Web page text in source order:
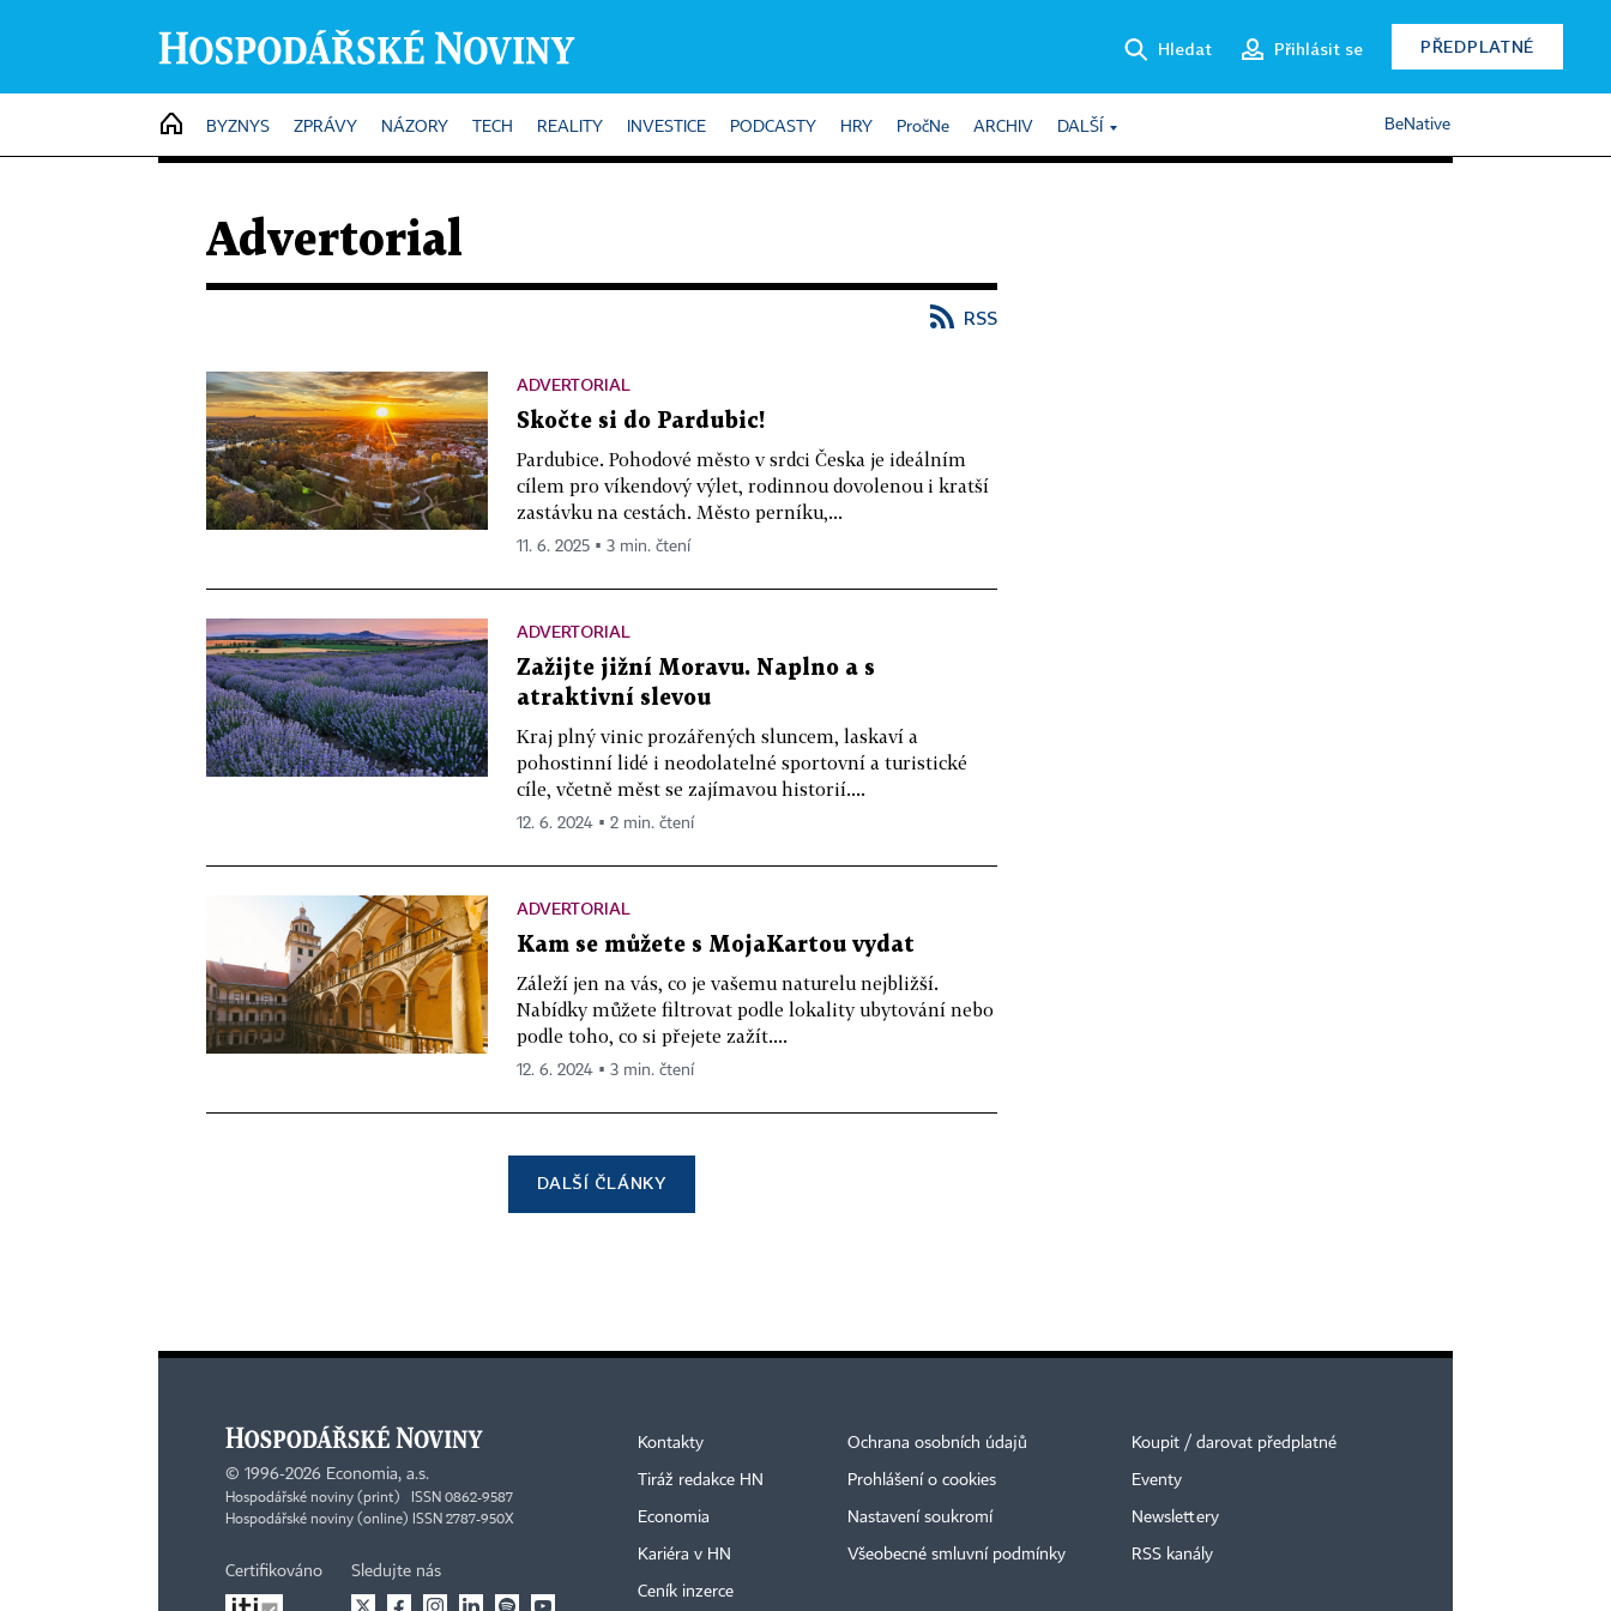
Hledat Přihlásit se PŘEDPLATNÉ
HOME
BYZNYS ZPRÁVY NÁZORY TECH REALITY INVESTICE PODCASTY HRY PročNe ARCHIV DALŠÍ BeNative
Advertorial
RSS
ADVERTORIAL
Skočte si do Pardubic!
Pardubice. Pohodové město v srdci Česka je ideálním
cílem pro víkendový výlet, rodinnou dovolenou i kratší
zastávku na cestách. Město perníku,...
11. 6. 2025 ▪ 3 min. čtení
ADVERTORIAL
Zažijte jižní Moravu. Naplno a s
atraktivní slevou
Kraj plný vinic prozářených sluncem, laskaví a
pohostinní lidé i neodolatelné sportovní a turistické
cíle, včetně měst se zajímavou historií....
12. 6. 2024 ▪ 2 min. čtení
ADVERTORIAL
Kam se můžete s MojaKartou vydat
Záleží jen na vás, co je vašemu naturelu nejbližší.
Nabídky můžete filtrovat podle lokality ubytování nebo
podle toho, co si přejete zažít....
12. 6. 2024 ▪ 3 min. čtení
DALŠÍ ČLÁNKY
© 1996-2026 Economia, a.s.
Hospodářské noviny (print) ISSN 0862-9587
Hospodářské noviny (online) ISSN 2787-950X
Certifikováno Sledujte nás
Kontakty
Tiráž redakce HN
Economia
Kariéra v HN
Ceník inzerce
Ochrana osobních údajů
Prohlášení o cookies
Nastavení soukromí
Všeobecné smluvní podmínky
Koupit / darovat předplatné
Eventy
Newslettery
RSS kanály